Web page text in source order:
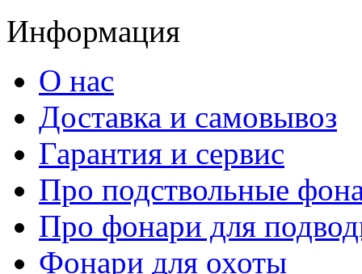
Информация
О нас
Доставка и самовывоз
Гарантия и сервис
Про подствольные
Про фонари для
Фонари для охоты